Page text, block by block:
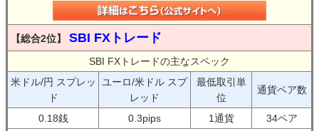
【総合2位】 SBI FXトレード
SBI FXトレードの主なスペック
米ドル/円 スプレッ
ド
ユーロ/米ドル スプ
レッド
最低取引単
位
通貨ペア数
0.18銭 0.3pips 1通貨
34ペア